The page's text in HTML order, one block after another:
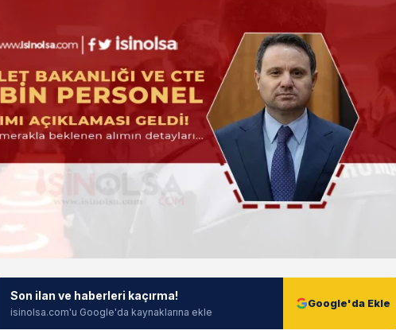
Son ilan ve haberleri kaçırma!
isinolsa.com'u Google'da kaynaklarına ekle
Google'da Ekle